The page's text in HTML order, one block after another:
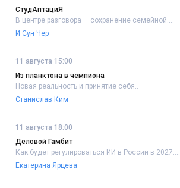
СтудАптациЯ
В центре разговора — сохранение семейной....
И Сун Чер
11 августа 15:00
Из планктона в чемпиона
Новая реальность и принятие себя..
Станислав Ким
11 августа 18:00
Деловой Гамбит
Как будет регулироваться ИИ в России в 2027....
Екатерина Ярцева